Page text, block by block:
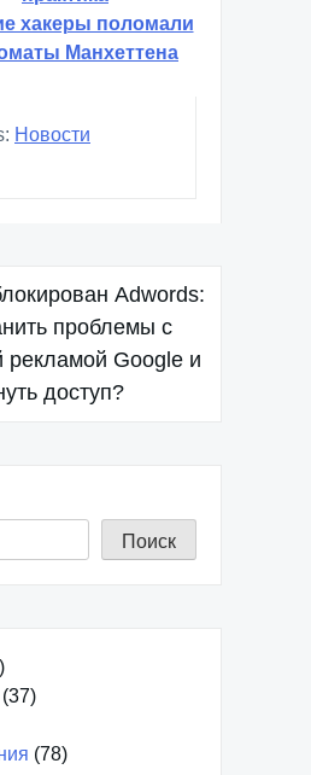
хакеры поломали
Манхеттена
Новости
Adwords:
проблемы с
рекламой Google и
доступ?
Поиск
(37)
(78)